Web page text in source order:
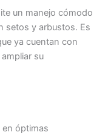
un manejo cómodo
setos y arbustos. Es
ya cuentan con
su
en óptimas